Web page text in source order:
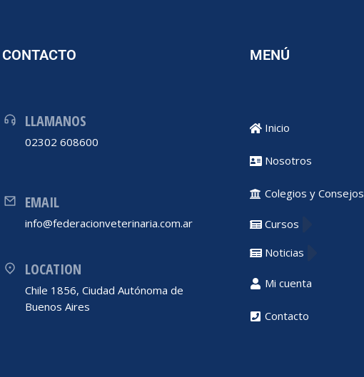
CONTACTO
LLAMANOS
02302 608600
EMAIL
info@federacionveterinaria.com.ar
LOCATION
Chile 1856, Ciudad Autónoma de
Buenos Aires
MENÚ
Inicio
Nosotros
Colegios y Consejos
Cursos
Noticias
Mi cuenta
Contacto